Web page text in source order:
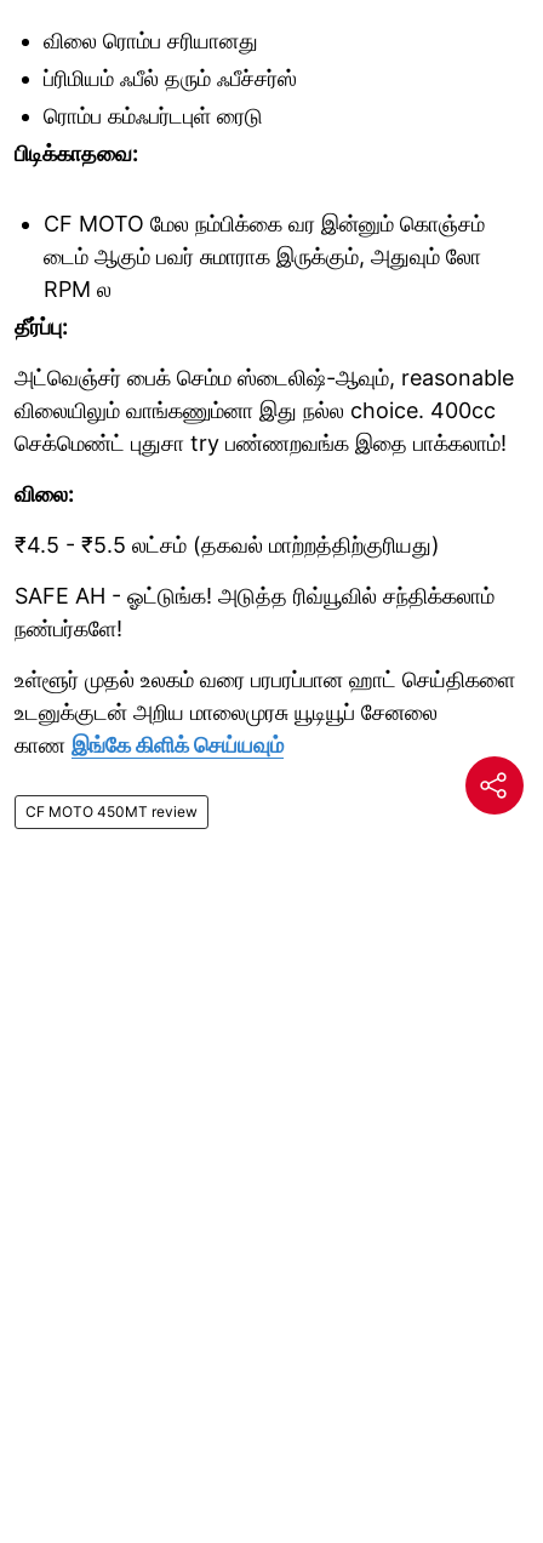
விலை ரொம்ப சரியானது
ப்ரிமியம் ஃபீல் தரும் ஃபீச்சர்ஸ்
ரொம்ப கம்ஃபர்டபுள் ரைடு
பிடிக்காதவை:
CF MOTO மேல நம்பிக்கை வர இன்னும் கொஞ்சம்
டைம் ஆகும் பவர் சுமாராக இருக்கும், அதுவும் லோ
RPM ல
தீர்ப்பு:
அட்வெஞ்சர் பைக் செம்ம ஸ்டைலிஷ்-ஆவும், reasonable
விலையிலும் வாங்கணும்னா இது நல்ல choice. 400cc
செக்மெண்ட் புதுசா try பண்ணறவங்க இதை பாக்கலாம்!
விலை:
₹4.5 - ₹5.5 லட்சம் (தகவல் மாற்றத்திற்குரியது)
SAFE AH - ஓட்டுங்க! அடுத்த ரிவ்யூவில் சந்திக்கலாம்
நண்பர்களே!
உள்ளூர் முதல் உலகம் வரை பரபரப்பான ஹாட் செய்திகளை
உடனுக்குடன் அறிய மாலைமுரசு யூடியூப் சேனலை
காண இங்கே கிளிக் செய்யவும்
CF MOTO 450MT review